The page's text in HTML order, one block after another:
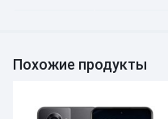
Похожие продукты